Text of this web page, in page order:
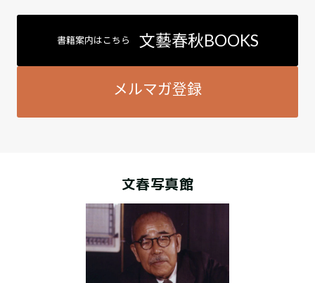
書籍案内はこちら 文藝春秋BOOKS
メルマガ登録
文春写真館